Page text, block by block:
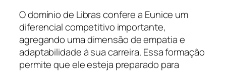
O domínio de Libras confere a Eunice um
diferencial competitivo importante,
agregando uma dimensão de empatia e
adaptabilidade à sua carreira. Essa formação
permite que ele esteja preparado para